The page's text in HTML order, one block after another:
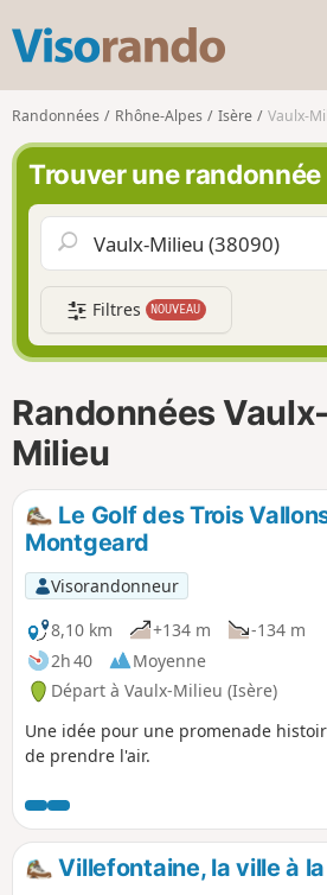
s
o
r
n
d
o
Randonnées Rhône-Alpes Isère Vaulx-
Trouver une
Filtres NOUVEAU
Randonnées Vaulx-
Milieu
Le Golf des Trois
Montgeard
Visorandonneur
8,10 km
+134 m
-134 m
2h 40
Moyenne
Départ à Vaulx-Milieu (Isère)
Une idée pour une promenade
de prendre l'air.
Villefontaine, la ville à